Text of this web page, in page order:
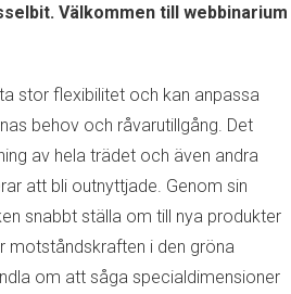
Välkommen till webbinarium
stor flexibilitet och kan anpassa
behov och råvarutillgång. Det
av hela trädet och även andra
att bli outnyttjade. Genom sin
snabbt ställa om till nya produkter
motståndskraften i den gröna
om att såga specialdimensioner